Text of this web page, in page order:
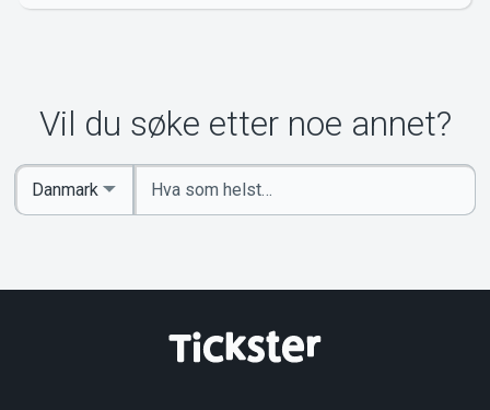
Vil du søke etter noe annet?
Angi
nøkkelord
Select
Country